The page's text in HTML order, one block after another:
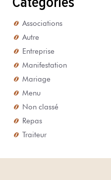
Associations
Autre
Entreprise
Manifestation
Mariage
Menu
Non classé
Repas
Traiteur